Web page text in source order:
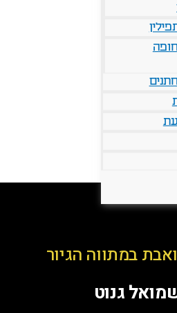
במתווה הגיור
גנוט